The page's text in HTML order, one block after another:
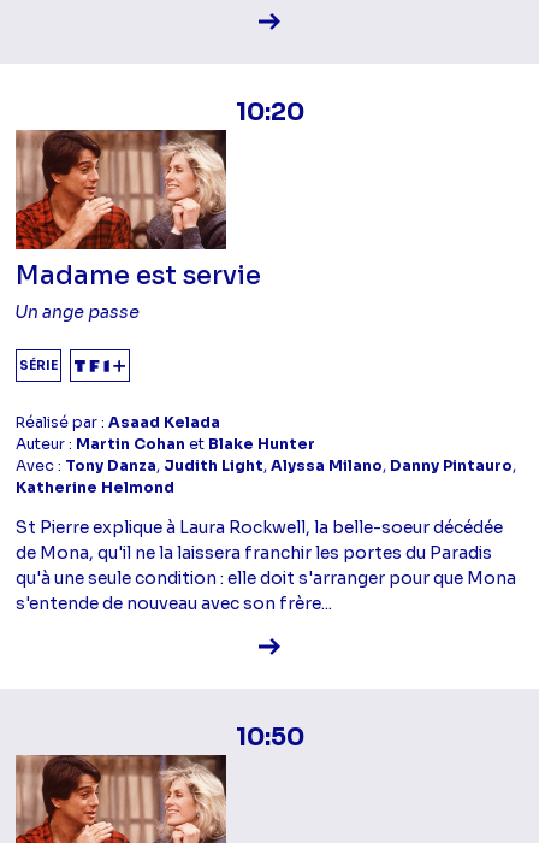
Voir la fiche diffusion
10:20
Madame est servie
Un ange passe
SÉRIE
Réalisé par :Asaad Kelada
Auteur : Martin Cohan et Blake Hunter
Avec : Tony Danza, Judith Light,Alyssa Milano, Danny Pintauro,
Katherine Helmond
St Pierre explique à Laura Rockwell, la belle-soeur décédée
de Mona, qu'il ne la laissera franchir les portes du Paradis
qu'à une seule condition : elle doit s'arranger pour que Mona
s'entende de nouveau avec son frère...
Voir la fiche diffusion
10:50